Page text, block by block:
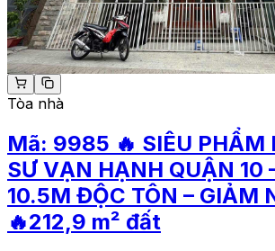
Tòa nhà
Mã: 9985 🔥 SIÊU PHẨM
SƯ VẠN HẠNH QUẬN 10
10.5M ĐỘC TÔN – GIẢM
🔥212,9 m² đất